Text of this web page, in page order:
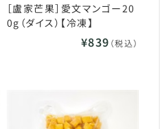
［盧家芒果］愛文マンゴー20
0g（ダイス）【冷凍】
¥839 （税込）